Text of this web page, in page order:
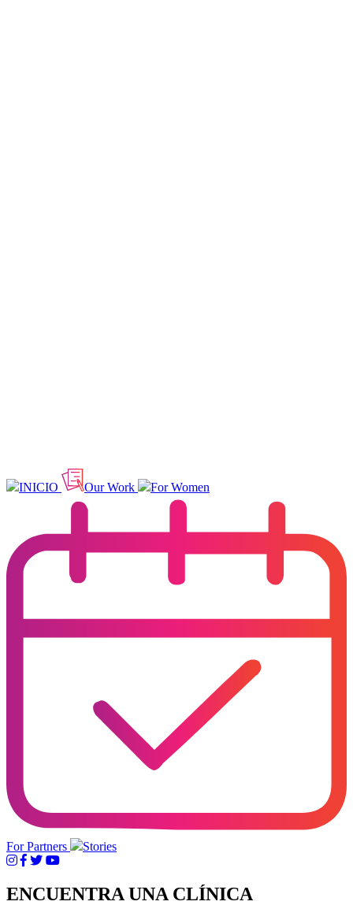
INICIO Our Work For Women
For Partners Stories
ENCUENTRA UNA CLÍNICA